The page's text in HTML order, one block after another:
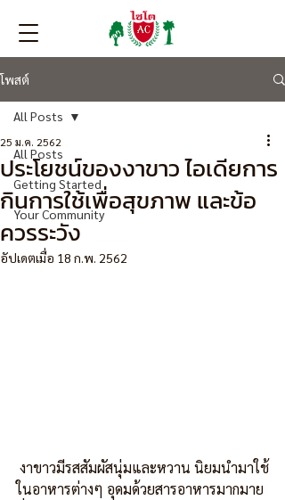
โพสต์
All Posts
Getting Started
Your Community
All Posts
ประโยชน์ของงาขาว ไอเดียการ
กินการใช้เพื่อสุขภาพ และข้อ
ควรระวัง
25 ม.ค. 2562
อัปเดตเมื่อ 18 ก.พ. 2562
ในอาหารต่างๆ อุดมด้วยสารอาหารมากมาย